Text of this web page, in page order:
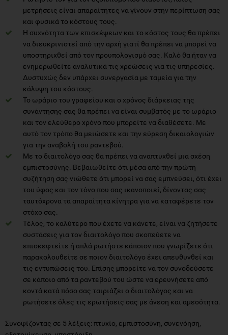
μετρήσεις είναι απαραίτητες να γίνουν στην περίπτωση σας
και φυσικά το κόστους τους.
Η συχνότητα των επισκέψεων και το κόστος τους θα πρέπει
να διευκρινιστεί από την αρχή γιατί θα πρέπει να μπορεί να
υποστηριχθεί από τον προυπολογισμό σας. Καλό θα ήταν να
ενημερωθείτε αναλυτικά τις χρεώσεις για τις υπηρεσίες.
Δυστυχώς δεν υπάρχει συνεργασία με ταμεία για την
κάλυψη του κόστους.
Το ωράριο του γραφείου και ο χρόνος διάρκειας της
συνάντησης σας θα πρέπει να είναι συμβατός με το ωράριο
και τον ελεύθερο χρόνο που μπορείτε να διαθέσετε. Με
αυτό τον τρόπο θα μειώσετε και την εύρεση δικαιολογιών
για την αναβολή του ραντεβού.
Με το διαιτολόγο σας θα πρέπει να αναπτυχθεί μια σχέση
εμπιστοσύνης. Βεβαιωθείτε ότι μέσα από την πρώτη
συζήτηση σας νιώθετε ότι μπορεί να σας εμπνεύσει, ότι έχει
του ύφος και τον τόνο που σας ικανοποιεί, δίνοντας σας
ταυτόχρονα τα απαραίτητα κίνητρα για να καταφέρετε τον
στόχο σας.
Τέλος, το καλύτερο που έχετε να κάνετε, είναι να ζητήσετε
συστάσεις για τον διαιτολόγο που σκοπεύετε να
επισκεφτείτε ή απλά ρωτήστε κάποιον που γνωρίζετε ότι
παρακολουθείτε σε ποιον διαιτολόγο έχει απευθυνθεί και
τις εντυπώσεις του. Επίσης μπορείτε να τον συνοδεύσετε
σε κάποιο από τα ραντεβού του ώστε να ερευνήσετε από
κοντά κατά πόσο σας ταιριάζει ο διαιτολόγος και να
ρωτήσετε όλες τις ερωτήσεις σας με άνεση και αμεσότητα.
Συνοψίζοντας σε 5 λέξεις: πτυχίο, εμπιστοσύνη, συνενόηση,